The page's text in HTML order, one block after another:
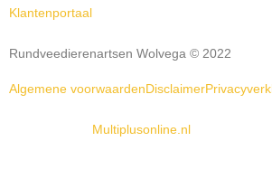
Klantenportaal
Rundveedierenartsen Wolvega © 2022
Algemene voorwaardenDisclaimer
Multiplusonline.nl